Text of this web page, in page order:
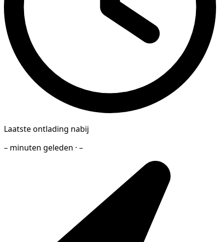
Laatste ontlading nabij
– minuten geleden · –